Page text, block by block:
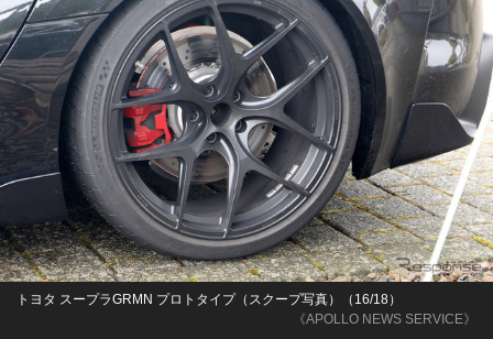
《APOLLO NEWS SERVICE》
トヨタ スープラGRMN プロトタイプ（スクープ写真）（16/18）